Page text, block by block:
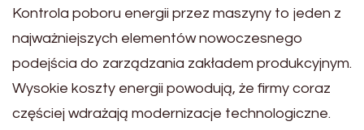
Kontrola poboru energii przez maszyny to jeden z
najważniejszych elementów nowoczesnego
podejścia do zarządzania zakładem produkcyjnym.
Wysokie koszty energii powodują, że firmy coraz
częściej wdrażają modernizacje technologiczne.